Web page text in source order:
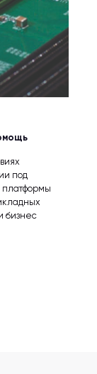
под
платформы
бизнес